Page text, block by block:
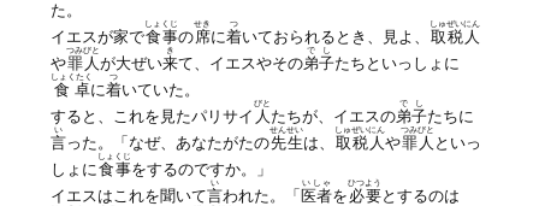
た。
イエスが家で食事
しょくじ
の席
せき
に着
つ
いておられるとき、見よ、 取
しゅ
税人
ぜいにん
や罪人
つみびと
が大ぜい来
き
て、イエスやその弟子
でし
たちといっしょに
食卓
しょくたく
に着
つ
いていた。
すると、これを見たパリサイ 人
びと
たちが、イエスの弟子
でし
たちに
言
い
った。「なぜ、あなたがたの先生
せんせい
は、 取
しゅ
税人
ぜいにん
や罪人
つみびと
といっ
しょに食事
しょくじ
をするのですか。」
イエスはこれを聞いて言
い
われた。「 医者
いしゃ
を 必要
ひつよう
とするのは